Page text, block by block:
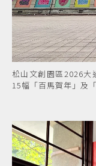
松山文創園區2026大
15幅「百馬賀年」及